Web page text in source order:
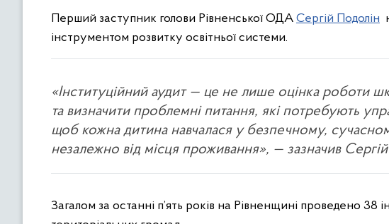
Перший заступник голови Рівненської ОДА Сергій Подолін
інструментом розвитку освітньої системи.
«Інституційний аудит — це не лише оцінка роботи
та визначити проблемні питання, які потребують
щоб кожна дитина навчалася у безпечному,
незалежно від місця проживання», — зазначив
Загалом за останні п’ять років на Рівненщині проведено 38